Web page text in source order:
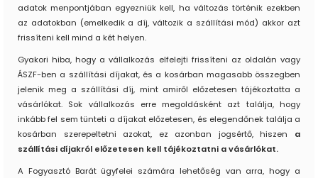
adatok menpontjában egyezniük kell, ha változás történik ezekben
az adatokban (emelkedik a díj, változik a szállítási mód) akkor azt
frissíteni kell mind a két helyen.
Gyakori hiba, hogy a vállalkozás elfelejti frissíteni az oldalán vagy
ÁSZF-ben a szállítási díjakat, és a kosárban magasabb összegben
jelenik meg a szállítási díj, mint amiről előzetesen tájékoztatta a
vásárlókat. Sok vállalkozás erre megoldásként azt találja, hogy
inkább fel sem tünteti a díjakat előzetesen, és elegendőnek találja a
kosárban szerepeltetni azokat, ez azonban jogsértő, hiszen a
szállítási díjakról előzetesen kell tájékoztatni a vásárlókat.
A Fogyasztó Barát ügyfelei számára lehetőség van arra, hogy a